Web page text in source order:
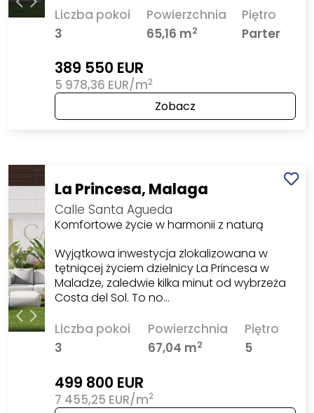
Liczba pokoi
3
Powierzchnia
65,16 m2
Piętro
Parter
389 550 EUR
5 978,36 EUR/m2
Zobacz
La Princesa, Malaga
Calle Santa Agueda
Komfortowe życie w harmonii z naturą
Wyjątkowa inwestycja zlokalizowana w
tętniącej życiem dzielnicy La Princesa w
Maladze, zaledwie kilka minut od wybrzeża
Costa del Sol. To no…
Liczba pokoi
3
Powierzchnia
67,04 m2
Piętro
5
499 800 EUR
7 455,25 EUR/m2